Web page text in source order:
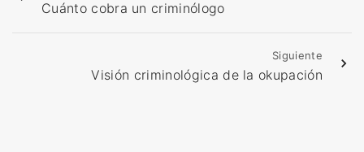
Cuánto cobra un criminólogo
Siguiente
Visión criminológica de la okupación